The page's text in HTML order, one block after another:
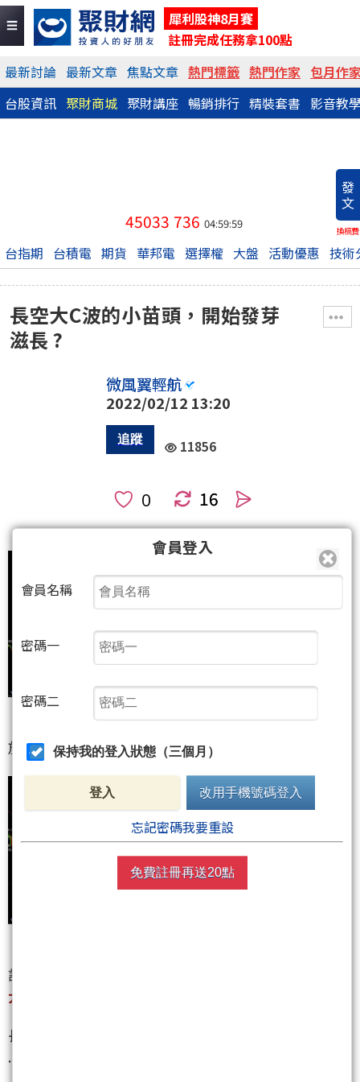
犀利股神8月賽
註冊完成任務拿100點
最新討論 最新文章 焦點文章 熱門標籤 熱門作家 包月作
台股資訊 聚財商城 聚財講座 暢銷排行 精裝套書 影音教
發
文
換稿費
45033 736 04:59:59
台指期 台積電 期貨 華邦電 選擇權 大盤 活動優惠 技術
長空大C波的小苗頭，開始發芽
滋長 ?
微風翼輕航
2022/02/12 13:20
11856
16
放大上圖的小藍框
許多高手按兵不動，在耐心等待的.... 就是那一段
大C波
長空大C波的小苗頭，似乎開始發芽滋長了 ?
.
會員登入
會員名稱
密碼一
密碼二
保持我的登入狀態（三個月）
登入 改用手機號碼登入
忘記密碼我要重設
免費註冊再送20點